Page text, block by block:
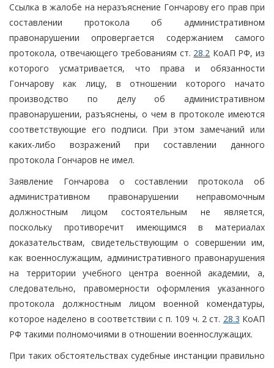
Ссылка в жалобе на неразъяснение Гончарову его прав при
составлении протокола об административном
правонарушении опровергается содержанием самого
протокола, отвечающего требованиям ст. 28.2 КоАП РФ, из
которого усматривается, что права и обязанности
Гончарову как лицу, в отношении которого начато
производство по делу об административном
правонарушении, разъяснены, о чем в протоколе имеются
соответствующие его подписи. При этом замечаний или
каких-либо возражений при составлении данного
протокола Гончаров не имел.
Заявление Гончарова о составлении протокола об
административном правонарушении неправомочным
должностным лицом состоятельным не является,
поскольку противоречит имеющимся в материалах
доказательствам, свидетельствующим о совершении им,
как военнослужащим, административного правонарушения
на территории учебного центра военной академии, а,
следовательно, правомерности оформления указанного
протокола должностным лицом военной комендатуры,
которое наделено в соответствии с п. 109 ч. 2 ст. 28.3 КоАП
РФ такими полномочиями в отношении военнослужащих.
При таких обстоятельствах судебные инстанции правильно